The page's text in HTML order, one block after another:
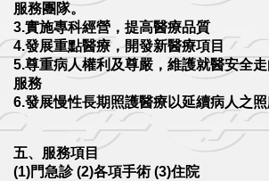
服務團隊。
3.實施專科經營，提高醫療品質
4.發展重點醫療，開發新醫療項目
5.尊重病人權利及尊嚴，維護就醫安全
服務
6.發展慢性長期照護醫療以延續病人之
五、服務項目
(1)門急診 (2)各項手術 (3)住院